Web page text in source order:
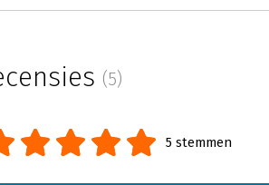
(5)
5 stemmen